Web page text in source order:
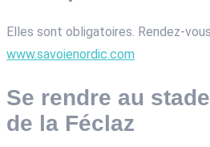
Elles sont obligatoires. Rendez-
www.savoienordic.com
Se rendre au
de la Féclaz